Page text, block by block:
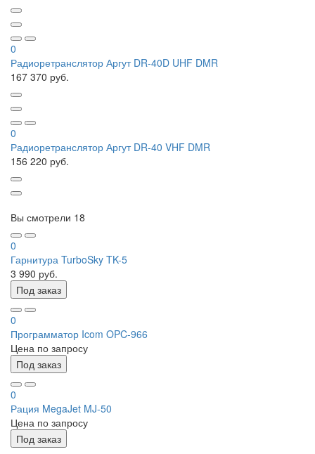
0
Радиоретранслятор Аргут DR-40D UHF DMR
167 370 руб.
0
Радиоретранслятор Аргут DR-40 VHF DMR
156 220 руб.
Вы смотрели 18
0
Гарнитура TurboSky TK-5
3 990 руб.
Под заказ
0
Программатор Icom OPC-966
Цена по запросу
Под заказ
0
Рация MegaJet MJ-50
Цена по запросу
Под заказ